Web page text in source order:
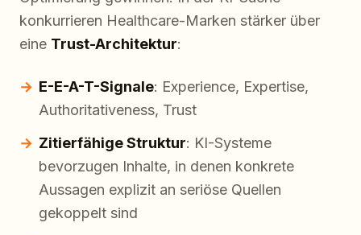
konkurrieren Healthcare-Marken stärker über
eine Trust-Architektur:
E-E-A-T-Signale: Experience, Expertise,
Authoritativeness, Trust
Zitierfähige Struktur: KI-Systeme
bevorzugen Inhalte, in denen konkrete
Aussagen explizit an seriöse Quellen
gekoppelt sind